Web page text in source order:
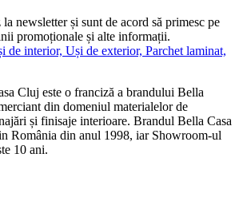
newsletter și sunt de acord să primesc pe
promoționale și alte informații.
Cluj este o franciză a brandului Bella
din domeniul materialelor de
și finisaje interioare. Brandul Bella Casa
România din anul 1998, iar Showroom-ul
10 ani.